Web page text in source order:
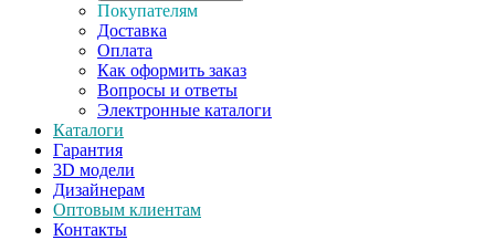
Покупателям
Доставка
Оплата
Как оформить заказ
Вопросы и ответы
Электронные каталоги
Каталоги
Гарантия
3D модели
Дизайнерам
Оптовым клиентам
Контакты